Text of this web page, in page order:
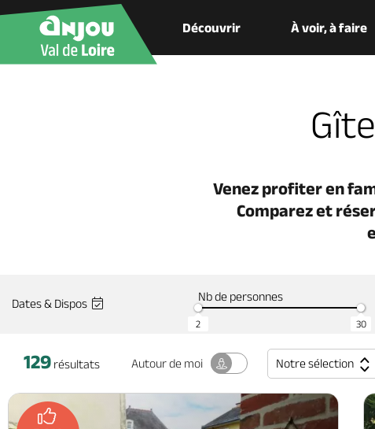
Découvrir À voir, à faire
Venez profiter en
Comparez et
Dates & Dispos
Nb de personnes
2 30
129 résultats Autourde moi Notre sélection